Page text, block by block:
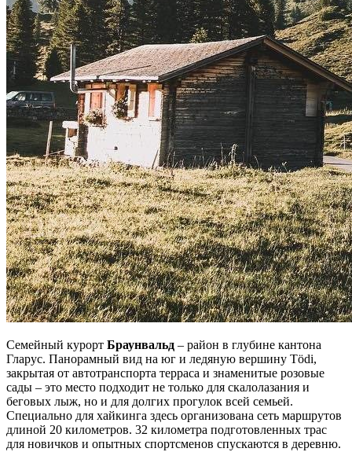
Семейный курорт Браунвальд – район в глубине кантона
Гларус. Панорамный вид на юг и ледяную вершину Tödi,
закрытая от автотранспорта терраса и знаменитые розовые
сады – это место подходит не только для скалолазания и
беговых лыж, но и для долгих прогулок всей семьей.
Специально для хайкинга здесь организована сеть маршрутов
длиной 20 километров. 32 километра подготовленных трас
для новичков и опытных спортсменов спускаются в деревню.